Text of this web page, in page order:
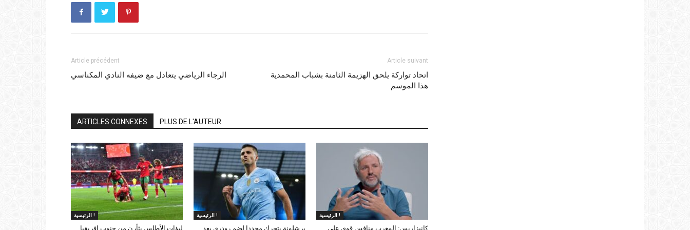
Article précédent
الرجاء الرياضي يتعادل مع ضيفه النادي المكناسي
Article suivant
اتحاد تواركة يلحق الهزيمة الثامنة بشباب المحمدية
هذا الموسم
ARTICLES CONNEXES PLUS DE L'AUTEUR
الرئيسية !
لبؤات الأطلس يثأرن من جنوب إفريقيا
الرئيسية !
برشلونة يتحرك مجددا لضم رودري بعد
الرئيسية !
كانيزاريس: المغرب منافس قوي على